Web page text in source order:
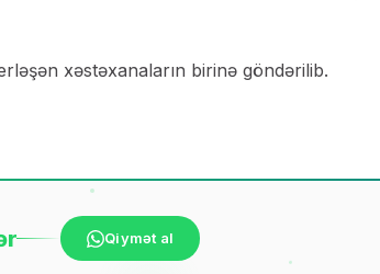
xəstəxanaların birinə göndərilib.
Qiymət al